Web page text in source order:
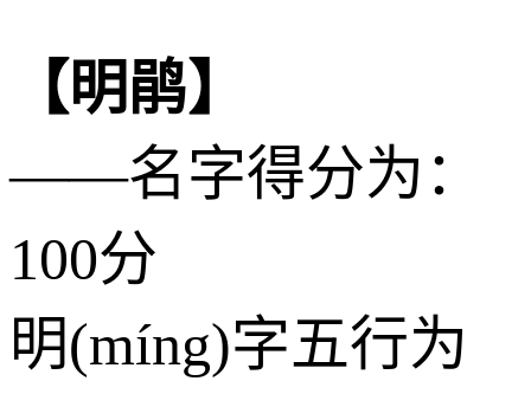
【明鹃】
——名字得分为：
100分
明(míng)字五行为